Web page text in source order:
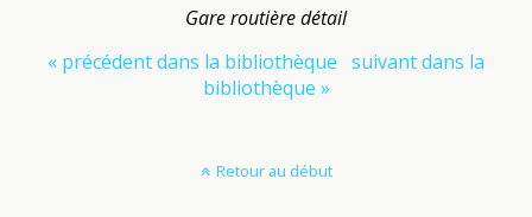
Gare routière détail
« précédent dans la bibliothèque suivant dans la
bibliothèque »
Retour au début